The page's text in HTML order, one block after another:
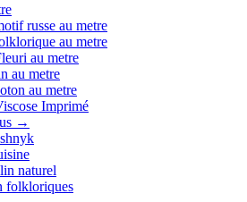
russe au metre
au metre
au metre
au metre
au metre
Imprimé
→
naturel
folkloriques